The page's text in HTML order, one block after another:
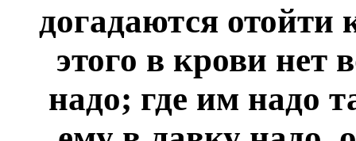
догадаются отойти
этого в крови нет
надо; где им надо